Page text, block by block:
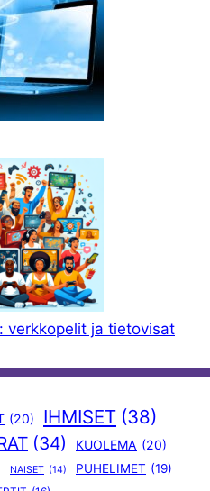
verkkopelit ja tietovisat
(20) IHMISET (38)
(34) KUOLEMA (20)
NAISET (14) PUHELIMET (19)